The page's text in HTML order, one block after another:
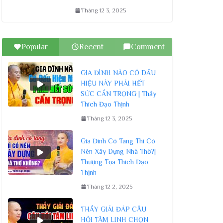
Tháng 12 3, 2025
Popular Recent Comment
GIA ĐÌNH NÀO CÓ DẤU
HIỆU NÀY PHẢI HẾT
SỨC CẨN TRỌNG | Thầy
Thích Đạo Thịnh
Tháng 12 3, 2025
Gia Đình Có Tang Thì Có
Nên Xây Dựng Nhà Thờ?|
Thượng Tọa Thích Đạo
Thịnh
Tháng 12 2, 2025
THẦY GIẢI ĐÁP CÂU
HỎI TÂM LINH CHỌN